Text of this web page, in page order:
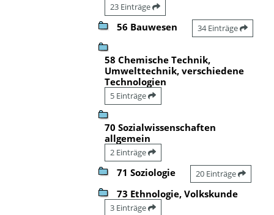
23 Einträge
56 Bauwesen 34 Einträge
58 Chemische Technik,
Umwelttechnik, verschiedene
Technologien
5 Einträge
70 Sozialwissenschaften
allgemein
2 Einträge
71 Soziologie 20 Einträge
73 Ethnologie, Volkskunde
3 Einträge